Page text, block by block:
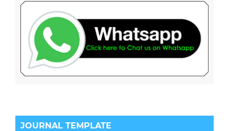
JOURNAL TEMPLATE